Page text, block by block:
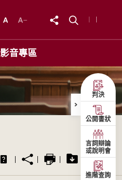
影音專區
判決
公開書狀
言詞辯論
或說明會
進階查詢